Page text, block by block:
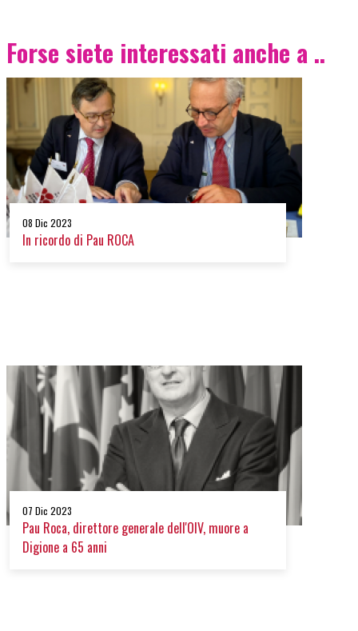
Forse siete interessati anche a ..
08 Dic 2023
In ricordo di Pau ROCA
07 Dic 2023
Pau Roca, direttore generale dell'OIV, muore a
Digione a 65 anni